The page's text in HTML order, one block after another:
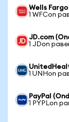
Wells
1 WFCon
JD.com
1 JDon
1 UNHon
PayPal
1 PYPLon